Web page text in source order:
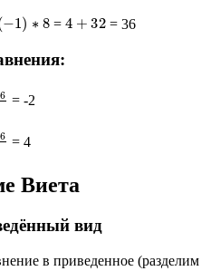
− )∗ = 4 +32 = 36
)6 = -2
6 = 4
Виета
вид
в приведенное (разделим